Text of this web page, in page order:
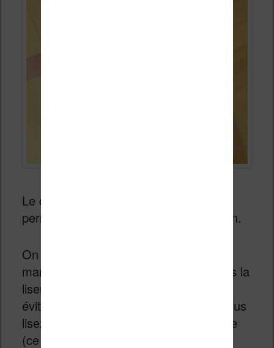
Le dos de la liseuse est texturé ce qui
permet d’avoir une bonne prise en main.
On trouve un seul et unique bouton
marche / arrêt situé sur la tranche sous la
liseuse. Ce bouton est incrusté ce qui
évite d’appuyer par erreur dessus si vous
lisez avec la liseuse posée sur le ventre
(ce qui est souvent le cas si vous lisez